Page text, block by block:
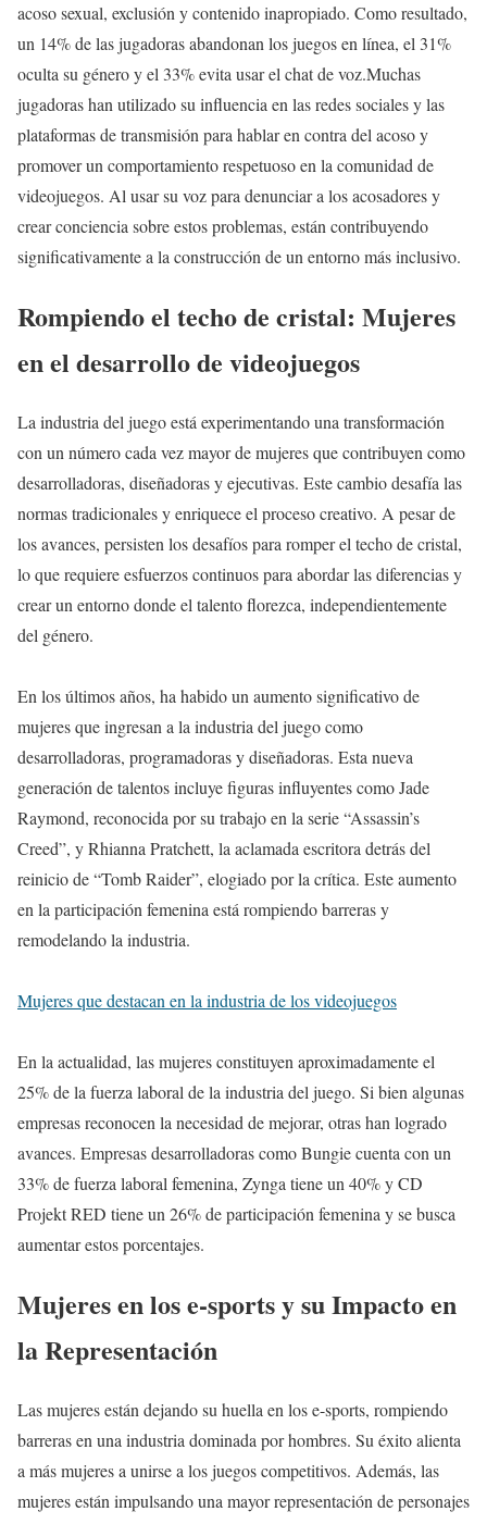
acoso sexual, exclusión y contenido inapropiado. Como resultado,
un 14% de las jugadoras abandonan los juegos en línea, el 31%
oculta su género y el 33% evita usar el chat de voz.Muchas
jugadoras han utilizado su influencia en las redes sociales y las
plataformas de transmisión para hablar en contra del acoso y
promover un comportamiento respetuoso en la comunidad de
videojuegos. Al usar su voz para denunciar a los acosadores y
crear conciencia sobre estos problemas, están contribuyendo
significativamente a la construcción de un entorno más inclusivo.
Rompiendo el techo de cristal: Mujeres
en el desarrollo de videojuegos
La industria del juego está experimentando una transformación
con un número cada vez mayor de mujeres que contribuyen como
desarrolladoras, diseñadoras y ejecutivas. Este cambio desafía las
normas tradicionales y enriquece el proceso creativo. A pesar de
los avances, persisten los desafíos para romper el techo de cristal,
lo que requiere esfuerzos continuos para abordar las diferencias y
crear un entorno donde el talento florezca, independientemente
del género.
En los últimos años, ha habido un aumento significativo de
mujeres que ingresan a la industria del juego como
desarrolladoras, programadoras y diseñadoras. Esta nueva
generación de talentos incluye figuras influyentes como Jade
Raymond, reconocida por su trabajo en la serie “Assassin’s
Creed”, y Rhianna Pratchett, la aclamada escritora detrás del
reinicio de “Tomb Raider”, elogiado por la crítica. Este aumento
en la participación femenina está rompiendo barreras y
remodelando la industria.
Mujeres que destacan en la industria de los videojuegos
En la actualidad, las mujeres constituyen aproximadamente el
25% de la fuerza laboral de la industria del juego. Si bien algunas
empresas reconocen la necesidad de mejorar, otras han logrado
avances. Empresas desarrolladoras como Bungie cuenta con un
33% de fuerza laboral femenina, Zynga tiene un 40% y CD
Projekt RED tiene un 26% de participación femenina y se busca
aumentar estos porcentajes.
Mujeres en los e-sports y su Impacto en
la Representación
Las mujeres están dejando su huella en los e-sports, rompiendo
barreras en una industria dominada por hombres. Su éxito alienta
a más mujeres a unirse a los juegos competitivos. Además, las
mujeres están impulsando una mayor representación de personajes